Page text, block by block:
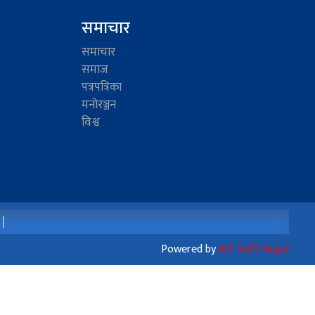
समाचार
समाचार
समाज
पत्रपत्रिका
मनोरञ्जन
विश्व
|
Powered byAIT Soft Nepal